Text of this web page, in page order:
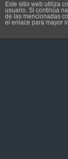
Este sitio web utiliza
usuario. Si continúa
de las mencionadas
el enlace para mayor